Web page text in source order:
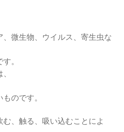
微生物、ウイルス、寄生虫な
。
のです。
、触る、吸い込むことによ